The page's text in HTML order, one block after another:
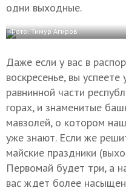
одни выходные.
Фото: Тимур Агиров
Даже если у вас в
воскресенье, вы успеете
равнинной части
горах, и знаменитые
мавзолей, о котором
уже знают. Если же
майские праздники
Первомай будет три, а
вас ждет более